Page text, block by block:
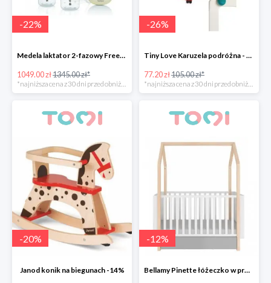
-22%
Medela laktator 2-fazowy Freestyle -22%
1049.00 zł1345.00 zł*
*najniższa cena z 30 dni przed obniżką
-26%
Tiny Love Karuzela podróżna - Zabawa na łące -26%
77.20 zł105.00 zł*
*najniższa cena z 30 dni przed obniżką
-20%
Janod konik na biegunach -14%
-12%
Bellamy Pinette łóżeczko w promocyjnej cenie